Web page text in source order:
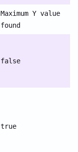
Maximum Y value
found
false
true